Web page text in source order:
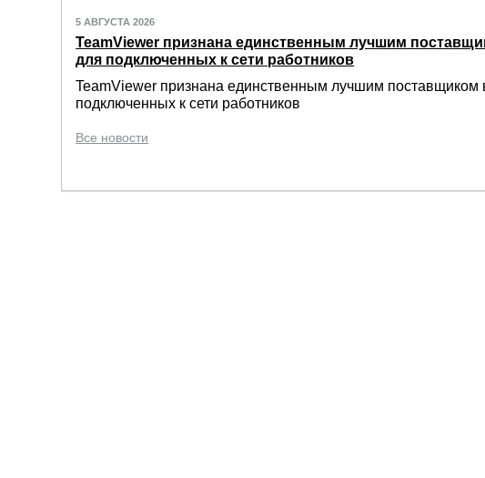
5 АВГУСТА 2026
TeamViewer признана единственным лучшим
для подключенных к сети работников
TeamViewer признана единственным лучшим
подключенных к сети работников
Все новости